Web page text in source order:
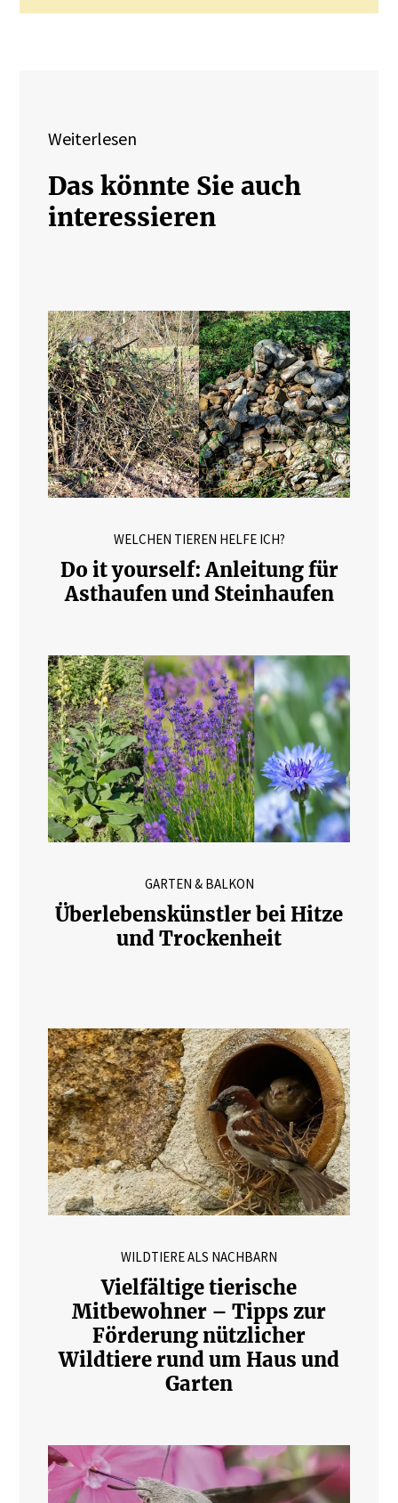
Weiterlesen
Das könnte Sie auch
interessieren
WELCHEN TIEREN HELFE ICH?
Do it yourself: Anleitung für
Asthaufen und Steinhaufen
GARTEN & BALKON
Überlebenskünstler bei Hitze
und Trockenheit
WILDTIERE ALS NACHBARN
Vielfältige tierische
Mitbewohner – Tipps zur
Förderung nützlicher
Wildtiere rund um Haus und
Garten